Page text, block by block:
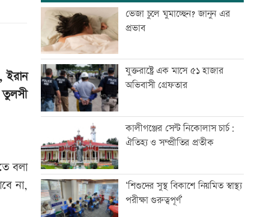
ইরান
তুলসী
বলা
না,
ভেজা চুলে ঘুমাচ্ছেন? জানুন এর
প্রভাব
যুক্তরাষ্ট্রে এক মাসে ৫১ হাজার
অভিবাসী গ্রেফতার
কালীগঞ্জের সেন্ট নিকোলাস চার্চ:
ঐতিহ্য ও সম্প্রীতির প্রতীক
‘শিশুদের সুস্থ বিকাশে নিয়মিত স্বাস্থ্য
পরীক্ষা গুরুত্বপূর্ণ’